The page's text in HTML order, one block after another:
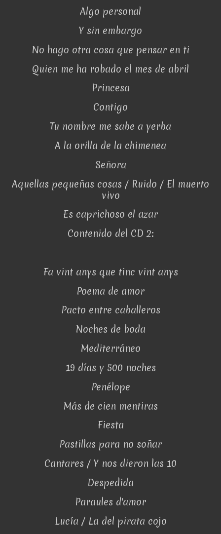
Algo personal
Y sin embargo
No hago otra cosa que pensar en ti
Quien me ha robado el mes de abril
Princesa
Contigo
Tu nombre me sabe a yerba
A la orilla de la chimenea
Señora
Aquellas pequeñas cosas / Ruido / El muerto
vivo
Es caprichoso el azar
Contenido del CD 2:
Fa vint anys que tinc vint anys
Poema de amor
Pacto entre caballeros
Noches de boda
Mediterráneo
19 días y 500 noches
Penélope
Más de cien mentiras
Fiesta
Pastillas para no soñar
Cantares / Y nos dieron las 10
Despedida
Paraules d'amor
Lucía / La del pirata cojo